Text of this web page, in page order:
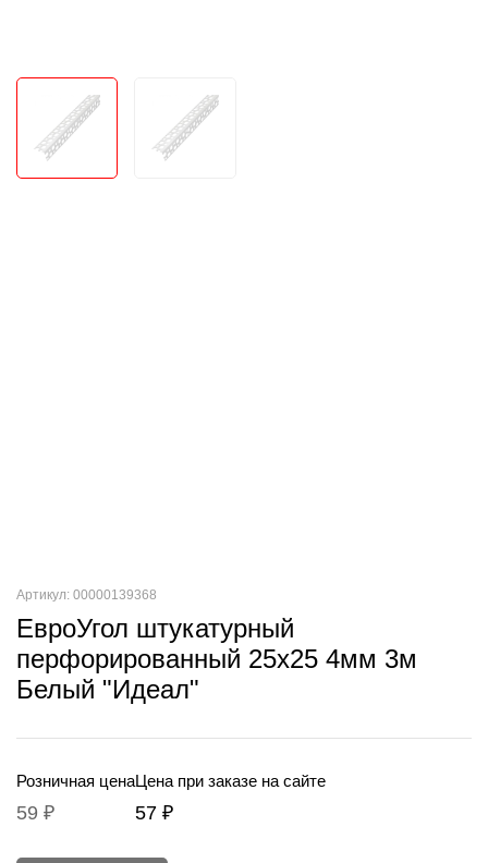
Артикул: 00000139368
ЕвроУгол штукатурный
перфорированный 25х25 4мм 3м
Белый "Идеал"
Розничная цена
59 ₽
Цена при заказе на сайте
57 ₽